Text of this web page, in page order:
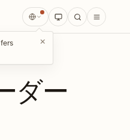
×
ダー